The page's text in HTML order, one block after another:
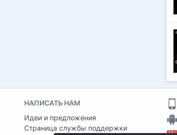
НАПИСАТЬ НАМ
Идеи и предложения
Страница службы поддержки
18+